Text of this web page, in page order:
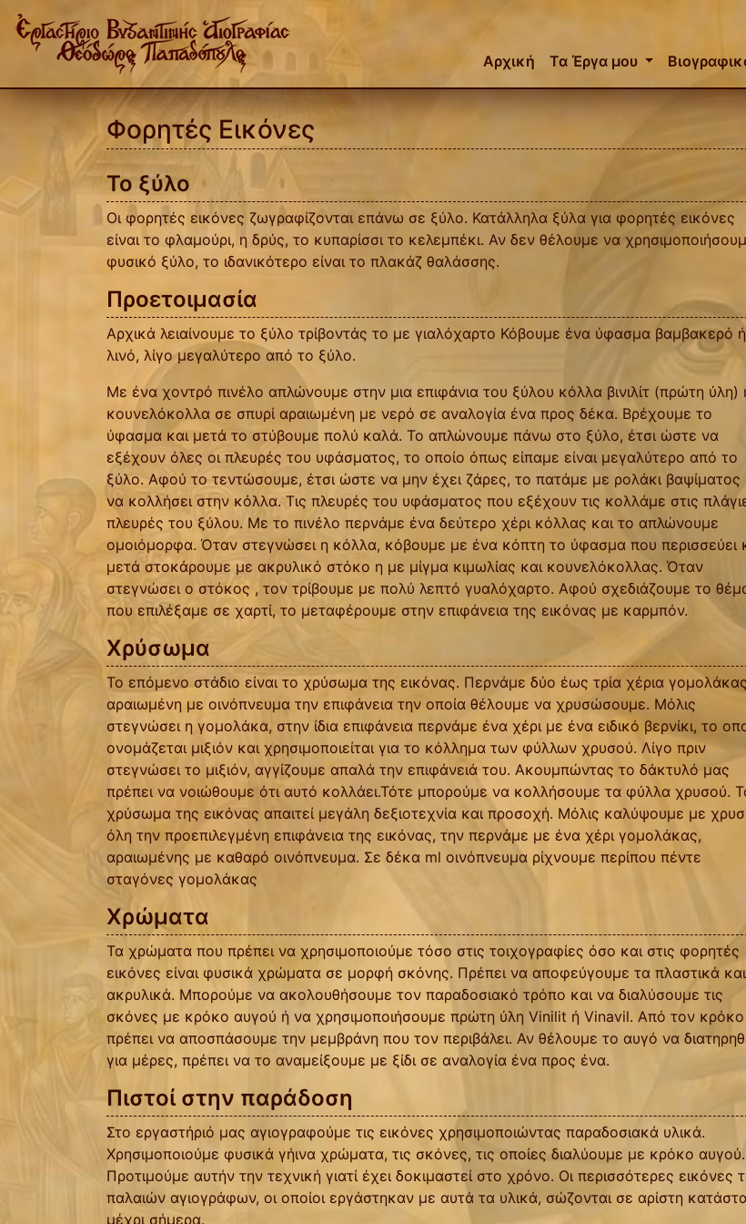
Αρχική Τα Έργα μου
Φορητές Εικόνες
Το ξύλο
Οι φορητές εικόνες ζωγραφίζονται επάνω σε ξύλο. Κατάλληλα ξύλα για φορητές εικόνες
είναι το φλαμούρι, η δρύς, το κυπαρίσσι το κελεμπέκι. Αν δεν θέλουμε να
φυσικό ξύλο, το ιδανικότερο είναι το πλακάζ θαλάσσης.
Προετοιμασία
Αρχικά λειαίνουμε το ξύλο τρίβοντάς το με γιαλόχαρτο Κόβουμε ένα ύφασμα βαμβακερό ή
λινό, λίγο μεγαλύτερο από το ξύλο.
Με ένα χοντρό πινέλο απλώνουμε στην μια επιφάνια του ξύλου κόλλα βινιλίτ (πρώτη ύλη)
κουνελόκολλα σε σπυρί αραιωμένη με νερό σε αναλογία ένα προς δέκα. Βρέχουμε το
ύφασμα και μετά το στύβουμε πολύ καλά. Το απλώνουμε πάνω στο ξύλο, έτσι ώστε να
εξέχουν όλες οι πλευρές του υφάσματος, το οποίο όπως είπαμε είναι μεγαλύτερο από το
ξύλο. Αφού το τεντώσουμε, έτσι ώστε να μην έχει ζάρες, το πατάμε με ρολάκι βαψίματος
να κολλήσει στην κόλλα. Τις πλευρές του υφάσματος που εξέχουν τις κολλάμε στις
πλευρές του ξύλου. Με το πινέλο περνάμε ένα δεύτερο χέρι κόλλας και το απλώνουμε
ομοιόμορφα. Όταν στεγνώσει η κόλλα, κόβουμε με ένα κόπτη το ύφασμα που περισσεύει
μετά στοκάρουμε με ακρυλικό στόκο η με μίγμα κιμωλίας και κουνελόκολλας. Όταν
στεγνώσει ο στόκος , τον τρίβουμε με πολύ λεπτό γυαλόχαρτο. Αφού σχεδιάζουμε το
που επιλέξαμε σε χαρτί, το μεταφέρουμε στην επιφάνεια της εικόνας με καρμπόν.
Χρύσωμα
Το επόμενο στάδιο είναι το χρύσωμα της εικόνας. Περνάμε δύο έως τρία χέρια
αραιωμένη με οινόπνευμα την επιφάνεια την οποία θέλουμε να χρυσώσουμε. Μόλις
στεγνώσει η γομολάκα, στην ίδια επιφάνεια περνάμε ένα χέρι με ένα ειδικό βερνίκι, το
ονομάζεται μιξιόν και χρησιμοποιείται για το κόλλημα των φύλλων χρυσού. Λίγο πριν
στεγνώσει το μιξιόν, αγγίζουμε απαλά την επιφάνειά του. Ακουμπώντας το δάκτυλό μας
πρέπει να νοιώθουμε ότι αυτό κολλάει.Τότε μπορούμε να κολλήσουμε τα φύλλα χρυσού.
χρύσωμα της εικόνας απαιτεί μεγάλη δεξιοτεχνία και προσοχή. Μόλις καλύψουμε με
όλη την προεπιλεγμένη επιφάνεια της εικόνας, την περνάμε με ένα χέρι γομολάκας,
αραιωμένης με καθαρό οινόπνευμα. Σε δέκα ml οινόπνευμα ρίχνουμε περίπου πέντε
σταγόνες γομολάκας
Χρώματα
Τα χρώματα που πρέπει να χρησιμοποιούμε τόσο στις τοιχογραφίες όσο και στις φορητές
εικόνες είναι φυσικά χρώματα σε μορφή σκόνης. Πρέπει να αποφεύγουμε τα πλαστικά
ακρυλικά. Μπορούμε να ακολουθήσουμε τον παραδοσιακό τρόπο και να διαλύσουμε τις
σκόνες με κρόκο αυγού ή να χρησιμοποιήσουμε πρώτη ύλη Vinilit ή Vinavil. Από τον κρόκο
πρέπει να αποσπάσουμε την μεμβράνη που τον περιβάλει. Αν θέλουμε το αυγό να
για μέρες, πρέπει να το αναμείξουμε με ξίδι σε αναλογία ένα προς ένα.
Πιστοί στην παράδοση
Στο εργαστήριό μας αγιογραφούμε τις εικόνες χρησιμοποιώντας παραδοσιακά υλικά.
Χρησιμοποιούμε φυσικά γήινα χρώματα, τις σκόνες, τις οποίες διαλύουμε με κρόκο αυγού.
Προτιμούμε αυτήν την τεχνική γιατί έχει δοκιμαστεί στο χρόνο. Οι περισσότερες εικόνες
παλαιών αγιογράφων, οι οποίοι εργάστηκαν με αυτά τα υλικά, σώζονται σε αρίστη
μέχρι σήμερα.